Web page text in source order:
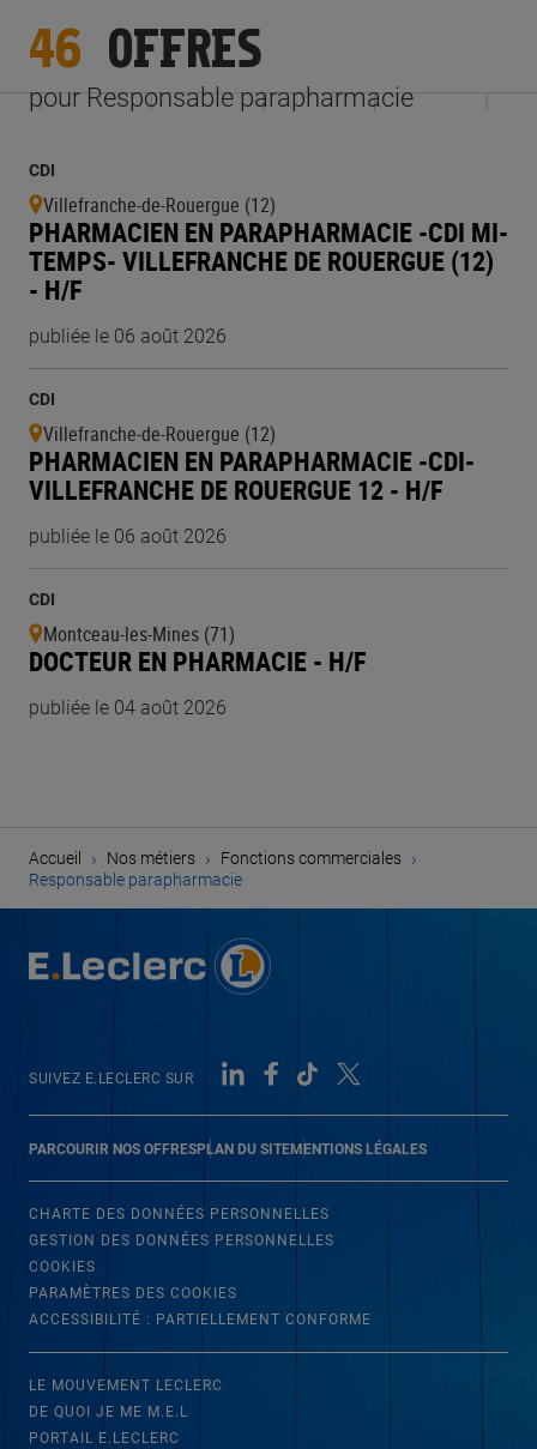
46 OFFRES
pour Responsable parapharmacie
CDI
Villefranche-de-Rouergue (12)
PHARMACIEN EN PARAPHARMACIE -CDI MI-
TEMPS- VILLEFRANCHE DE ROUERGUE (12)
- H/F
publiée le 06 août 2026
CDI
Villefranche-de-Rouergue (12)
PHARMACIEN EN PARAPHARMACIE -CDI-
VILLEFRANCHE DE ROUERGUE 12 - H/F
publiée le 06 août 2026
CDI
Montceau-les-Mines (71)
DOCTEUR EN PHARMACIE - H/F
publiée le 04 août 2026
Accueil › Nos métiers › Fonctions commerciales ›
Responsable parapharmacie
PARCOURIR NOS OFFRESPLAN DU SITEMENTIONS LÉGALES
SUIVEZ E.LECLERC SUR
CHARTE DES DONNÉES PERSONNELLES
GESTION DES DONNÉES PERSONNELLES
COOKIES
PARAMÈTRES DES COOKIES
ACCESSIBILITÉ : PARTIELLEMENT CONFORME
LE MOUVEMENT LECLERC
DE QUOI JE ME M.E.L
PORTAIL E.LECLERC